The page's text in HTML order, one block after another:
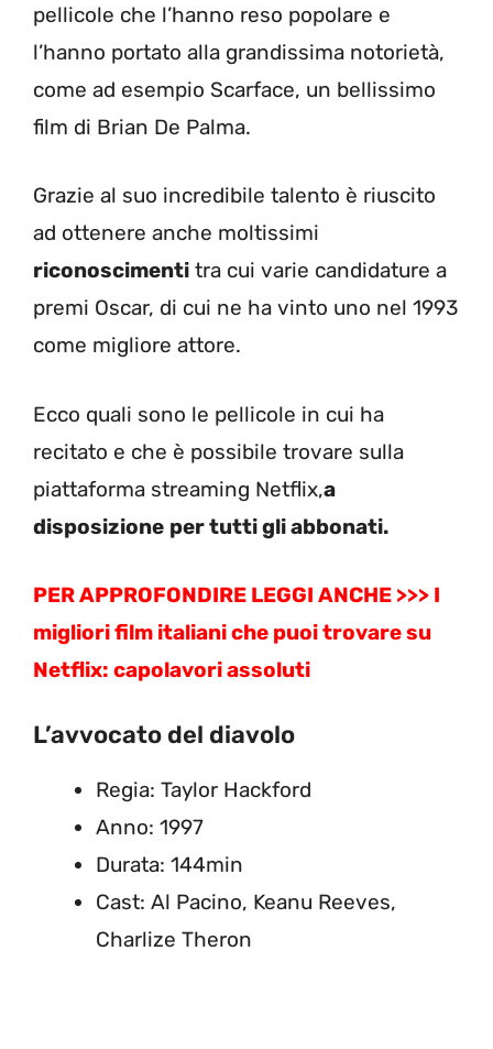
pellicole che l’hanno reso popolare e
l’hanno portato alla grandissima notorietà,
come ad esempio Scarface, un bellissimo
film di Brian De Palma.
Grazie al suo incredibile talento è riuscito
ad ottenere anche moltissimi
riconoscimenti tra cui varie candidature a
premi Oscar, di cui ne ha vinto uno nel 1993
come migliore attore.
Ecco quali sono le pellicole in cui ha
recitato e che è possibile trovare sulla
piattaforma streaming Netflix,a
disposizione per tutti gli abbonati.
PER APPROFONDIRE LEGGI ANCHE >>> I
migliori film italiani che puoi trovare su
Netflix: capolavori assoluti
L’avvocato del diavolo
Regia: Taylor Hackford
Anno: 1997
Durata: 144min
Cast: Al Pacino, Keanu Reeves,
Charlize Theron